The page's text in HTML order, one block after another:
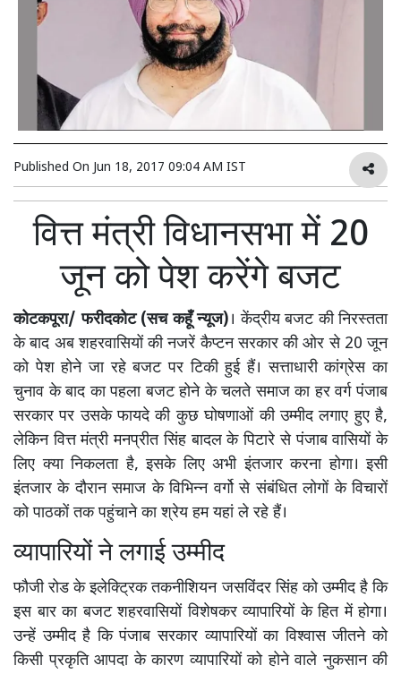
Published On Jun 18, 2017 09:04 AM IST
वित्त मंत्री विधानसभा में 20
जून को पेश करेंगे बजट
कोटकपूरा/ फरीदकोट (सच कहूँ न्यूज)। केंद्रीय बजट की निरस्तता
के बाद अब शहरवासियों की नजरें कैप्टन सरकार की ओर से 20 जून
को पेश होने जा रहे बजट पर टिकी हुई हैं। सत्ताधारी कांग्रेस का
चुनाव के बाद का पहला बजट होने के चलते समाज का हर वर्ग पंजाब
सरकार पर उसके फायदे की कुछ घोषणाओं की उम्मीद लगाए हुए है,
लेकिन वित्त मंत्री मनप्रीत सिंह बादल के पिटारे से पंजाब वासियों के
लिए क्या निकलता है, इसके लिए अभी इंतजार करना होगा। इसी
इंतजार के दौरान समाज के विभिन्न वर्गो से संबंधित लोगों के विचारों
को पाठकों तक पहुंचाने का श्रेय हम यहां ले रहे हैं।
व्यापारियों ने लगाई उम्मीद
फौजी रोड के इलेक्ट्रिक तकनीशियन जसविंदर सिंह को उम्मीद है कि
इस बार का बजट शहरवासियों विशेषकर व्यापारियों के हित में होगा।
उन्हें उम्मीद है कि पंजाब सरकार व्यापारियों का विश्वास जीतने को
किसी प्रकृति आपदा के कारण व्यापारियों को होने वाले नुकसान की